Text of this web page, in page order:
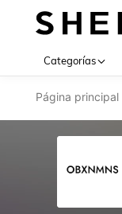
Categorías
Página principal